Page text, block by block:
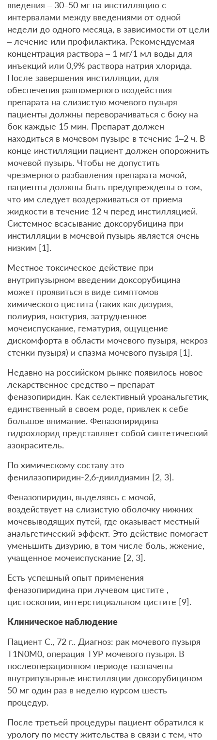
введения – 30–50 мг на инстилляцию с
интервалами между введениями от одной
недели до одного месяца, в зависимости от цели
– лечение или профилактика. Рекомендуемая
концентрация раствора – 1 мг/1 мл воды для
инъекций или 0,9% раствора натрия хлорида.
После завершения инстилляции, для
обеспечения равномерного воздействия
препарата на слизистую мочевого пузыря
пациенты должны переворачиваться с боку на
бок каждые 15 мин. Препарат должен
находиться в мочевом пузыре в течение 1–2 ч. В
конце инстилляции пациент должен опорожнить
мочевой пузырь. Чтобы не допустить
чрезмерного разбавления препарата мочой,
пациенты должны быть предупреждены о том,
что им следует воздерживаться от приема
жидкости в течение 12 ч перед инстилляцией.
Системное всасывание доксорубицина при
инстилляции в мочевой пузырь является очень
низким [1].
Местное токсическое действие при
внутрипузырном введении доксорубицина
может проявиться в виде симптомов
химического цистита (таких как дизурия,
полиурия, ноктурия, затрудненное
мочеиспускание, гематурия, ощущение
дискомфорта в области мочевого пузыря, некроз
стенки пузыря) и спазма мочевого пузыря [1].
Недавно на российском рынке появилось новое
лекарственное средство – препарат
феназопиридин. Как селективный уроанальгетик,
единственный в своем роде, привлек к себе
большое внимание. Феназопиридина
гидрохлорид представляет собой синтетический
азокраситель.
По химическому составу это
фенилазопиридин-2,6-диилдиамин [2, 3].
Феназопиридин, выделяясь с мочой,
воздействует на слизистую оболочку нижних
мочевыводящих путей, где оказывает местный
анальгетический эффект. Это действие помогает
уменьшить дизурию, в том числе боль, жжение,
учащенное мочеиспускание [2, 3].
Есть успешный опыт применения
феназопиридина при лучевом цистите ,
цистоскопии, интерстициальном цистите [9].
Клиническое наблюдение
Пациент С., 72 г.. Диагноз: рак мочевого пузыря
T1N0M0, операция ТУР мочевого пузыря. В
послеоперационном периоде назначены
внутрипузырные инстилляции доксорубицином
50 мг один раз в неделю курсом шесть
процедур.
После третьей процедуры пациент обратился к
урологу по месту жительства в связи с тем, что